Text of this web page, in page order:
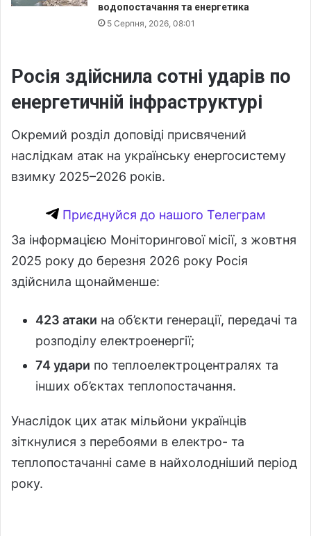
водопостачання та енергетика
5 Серпня, 2026, 08:01
Росія здійснила сотні ударів по
енергетичній інфраструктурі
Окремий розділ доповіді присвячений
наслідкам атак на українську енергосистему
взимку 2025–2026 років.
Приєднуйся до нашого Телеграм
За інформацією Моніторингової місії, з жовтня
2025 року до березня 2026 року Росія
здійснила щонайменше:
423 атаки на об’єкти генерації, передачі та
розподілу електроенергії;
74 удари по теплоелектроцентралях та
інших об’єктах теплопостачання.
Унаслідок цих атак мільйони українців
зіткнулися з перебоями в електро- та
теплопостачанні саме в найхолодніший період
року.